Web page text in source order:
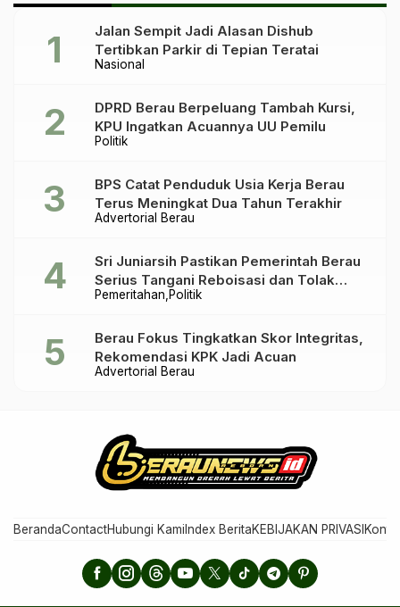
Nasional
Jalan Sempit Jadi Alasan Dishub
Tertibkan Parkir di Tepian Teratai
Politik
DPRD Berau Berpeluang Tambah Kursi,
KPU Ingatkan Acuannya UU Pemilu
Advertorial Berau
BPS Catat Penduduk Usia Kerja Berau
Terus Meningkat Dua Tahun Terakhir
Pemeritahan Politik
Sri Juniarsih Pastikan Pemerintah Berau
Serius Tangani Reboisasi dan Tolak
Praktik Ilegal
Advertorial Berau
Berau Fokus Tingkatkan Skor Integritas,
Rekomendasi KPK Jadi Acuan
BerandaContactHubungi Kami Index BeritaKEBIJAKAN PRIVASI